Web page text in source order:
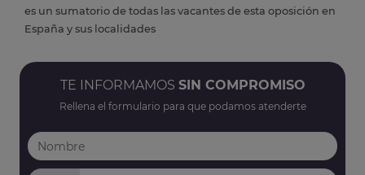
es un sumatorio de todas las vacantes de esta oposición en
España y sus localidades
TE INFORMAMOS SIN COMPROMISO
Rellena el formulario para que podamos atenderte